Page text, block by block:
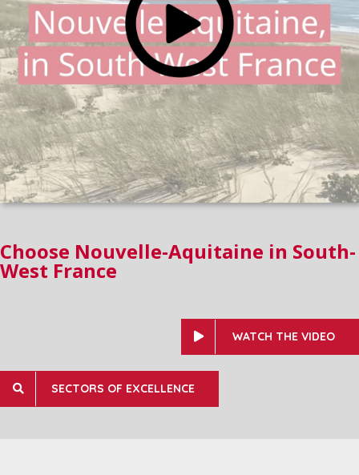
Choose Nouvelle-Aquitaine in South-
West France
WATCH THE VIDEO
SECTORS OF EXCELLENCE